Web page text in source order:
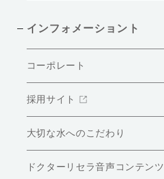
インフォメーショント
コーポレート
採用サイト
大切な水へのこだわり
ドクターリセラ音声コンテンツ